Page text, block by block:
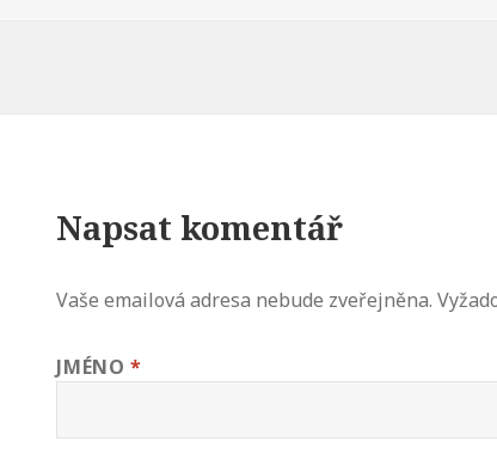
Napsat komentář
Vaše emailová adresa nebude zveřejněna.
JMÉNO*